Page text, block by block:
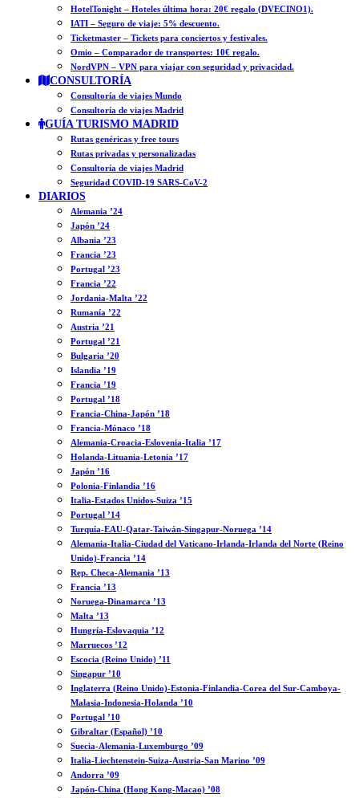
HotelTonight – Hoteles última hora: 20€ regalo (DVECINO1).
IATI – Seguro de viaje: 5% descuento.
Ticketmaster – Tickets para conciertos y festivales.
Omio – Comparador de transportes: 10€ regalo.
NordVPN – VPN para viajar con seguridad y privacidad.
CONSULTORÍA
Consultoría de viajes Mundo
Consultoría de viajes Madrid
GUÍA TURISMO MADRID
Rutas genéricas y free tours
Rutas privadas y personalizadas
Consultoría de viajes Madrid
Seguridad COVID-19 SARS-CoV-2
DIARIOS
Alemania ’24
Japón ’24
Albania ’23
Francia ’23
Portugal ’23
Francia ’22
Jordania-Malta ’22
Rumanía ’22
Austria ’21
Portugal ’21
Bulgaria ’20
Islandia ’19
Francia ’19
Portugal ’18
Francia-China-Japón ’18
Francia-Mónaco ’18
Alemania-Croacia-Eslovenia-Italia ’17
Holanda-Lituania-Letonia ’17
Japón ’16
Polonia-Finlandia ’16
Italia-Estados Unidos-Suiza ’15
Portugal ’14
Turquía-EAU-Qatar-Taiwán-Singapur-Noruega ’14
Alemania-Italia-Ciudad del Vaticano-Irlanda-Irlanda del Norte (Reino
Unido)-Francia ’14
Rep. Checa-Alemania ’13
Francia ’13
Noruega-Dinamarca ’13
Malta ’13
Hungría-Eslovaquia ’12
Marruecos ’12
Escocia (Reino Unido) ’11
Singapur ’10
Inglaterra (Reino Unido)-Estonia-Finlandia-Corea del Sur-Camboya-
Malasia-Indonesia-Holanda ’10
Portugal ’10
Gibraltar (Español) ’10
Suecia-Alemania-Luxemburgo ’09
Italia-Liechtenstein-Suiza-Austria-San Marino ’09
Andorra ’09
Japón-China (Hong Kong-Macao) ’08